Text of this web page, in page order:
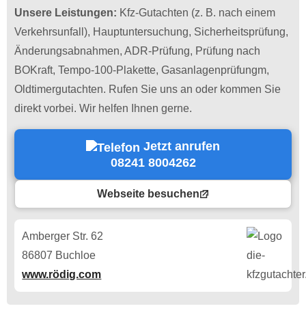
Unsere Leistungen: Kfz-Gutachten (z. B. nach einem
Verkehrsunfall), Hauptuntersuchung, Sicherheitsprüfung,
Änderungsabnahmen, ADR-Prüfung, Prüfung nach
BOKraft, Tempo-100-Plakette, Gasanlagenprüfungm,
Oldtimergutachten. Rufen Sie uns an oder kommen Sie
direkt vorbei. Wir helfen Ihnen gerne.
Jetzt anrufen
08241 8004262
Webseite besuchen
Amberger Str. 62
86807 Buchloe
www.rödig.com